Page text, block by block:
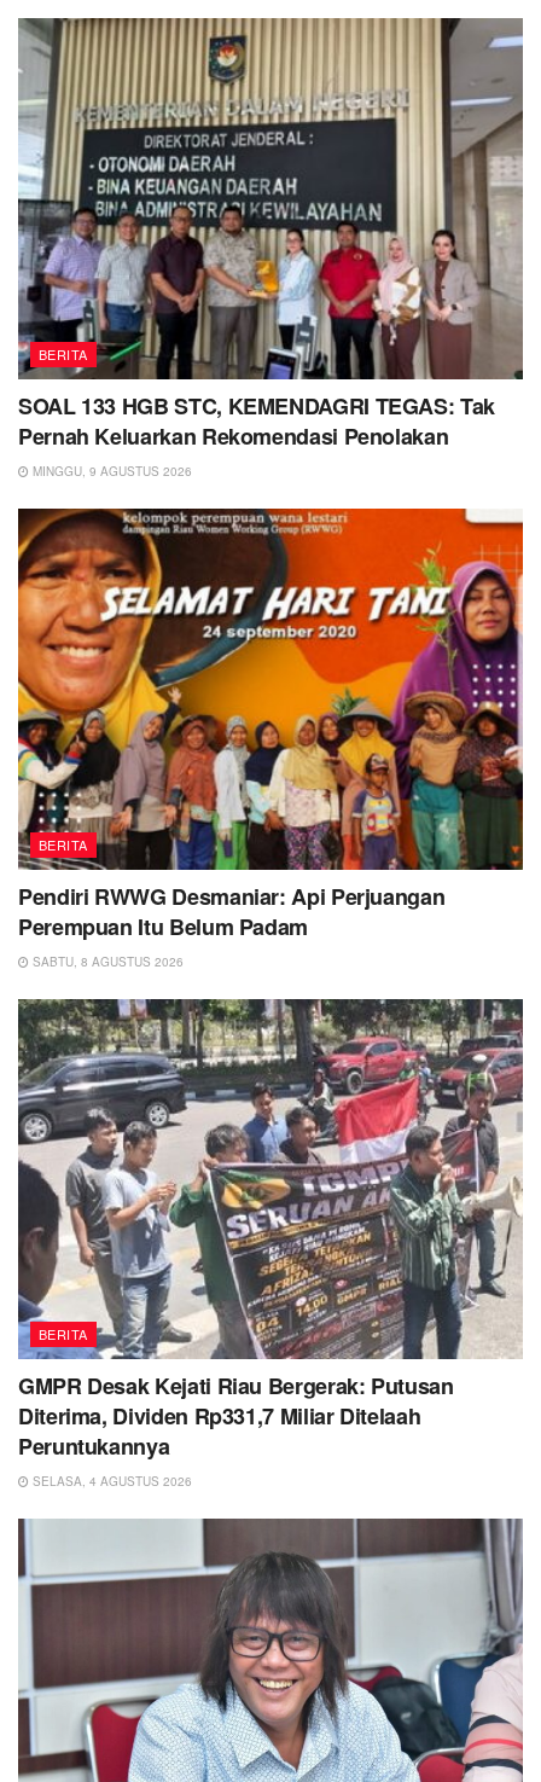
BERITA
SOAL 133 HGB STC, KEMENDAGRI TEGAS: Tak
Pernah Keluarkan Rekomendasi Penolakan
MINGGU, 9 AGUSTUS 2026
BERITA
Pendiri RWWG Desmaniar: Api Perjuangan
Perempuan Itu Belum Padam
SABTU, 8 AGUSTUS 2026
BERITA
GMPR Desak Kejati Riau Bergerak: Putusan
Diterima, Dividen Rp331,7 Miliar Ditelaah
Peruntukannya
SELASA, 4 AGUSTUS 2026